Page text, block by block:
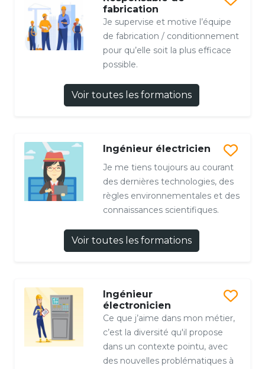
fabrication
Je supervise et motive l’équipe
de fabrication / conditionnement
pour qu’elle soit la plus efficace
possible.
Voir toutes les formations
Ingénieur électricien
Je me tiens toujours au courant
des dernières technologies, des
règles environnementales et des
connaissances scientifiques.
Voir toutes les formations
Ingénieur
électronicien
Ce que j’aime dans mon métier,
c’est la diversité qu'il propose
dans un contexte pointu, avec
des nouvelles problématiques à